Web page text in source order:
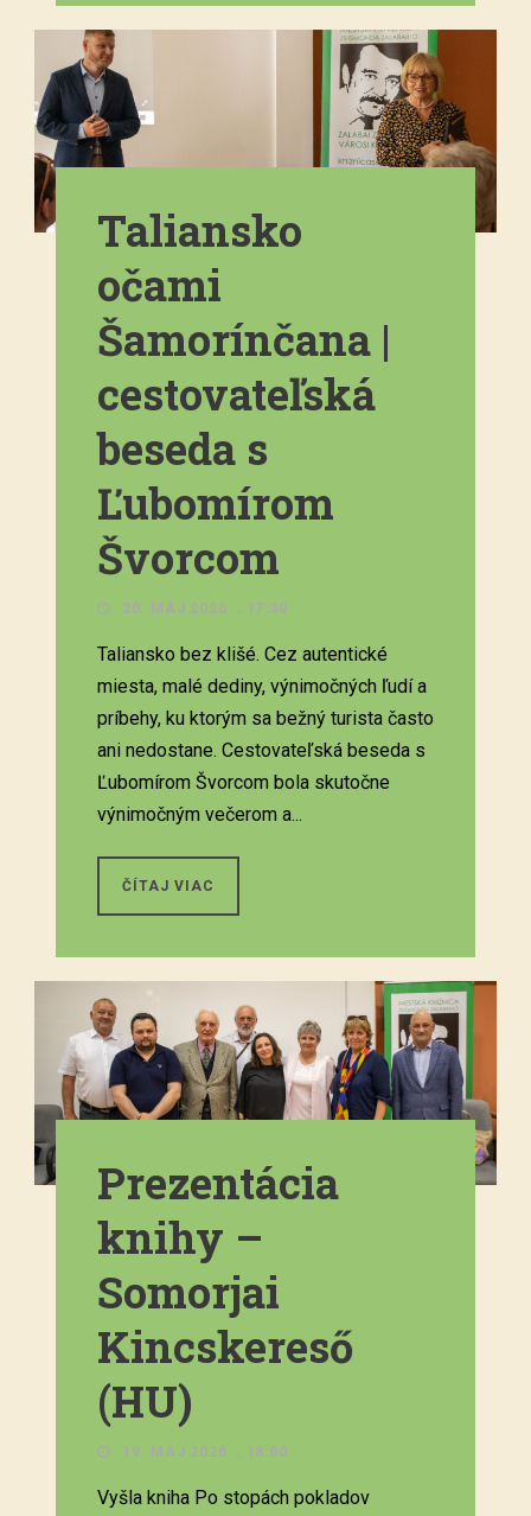
Taliansko
očami
Šamorínčana |
cestovateľská
beseda s
Ľubomírom
Švorcom
20. MÁJ 2026. , 17:30
Taliansko bez klišé. Cez autentické
miesta, malé dediny, výnimočných ľudí a
príbehy, ku ktorým sa bežný turista často
ani nedostane. Cestovateľská beseda s
Ľubomírom Švorcom bola skutočne
výnimočným večerom a...
ČÍTAJ VIAC
Prezentácia
knihy –
Somorjai
Kincskereső
(HU)
19. MÁJ 2026. , 18:00
Vyšla kniha Po stopách pokladov